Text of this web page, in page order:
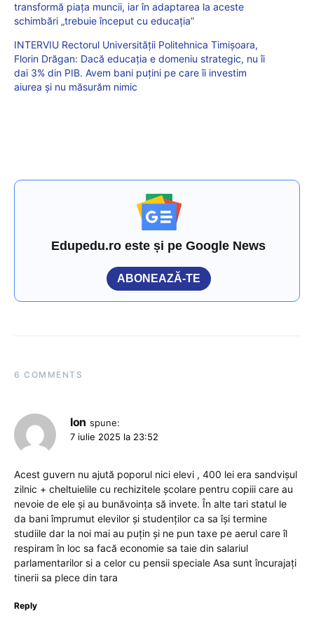
transformă piața muncii, iar în adaptarea la aceste
schimbări „trebuie început cu educația”
INTERVIU Rectorul Universității Politehnica Timișoara,
Florin Drăgan: Dacă educația e domeniu strategic, nu îi
dai 3% din PIB. Avem bani puțini pe care îi investim
aiurea și nu măsurăm nimic
Edupedu.ro este și pe Google News
ABONEAZĂ-TE
6 COMMENTS
Ion spune:
7 iulie 2025 la 23:52
Acest guvern nu ajută poporul nici elevi , 400 lei era sandvișul
zilnic + cheltuielile cu rechizitele școlare pentru copiii care au
nevoie de ele și au bunăvoința să invete. În alte tari statul le
da bani împrumut elevilor și studenților ca sa își termine
studiile dar la noi mai au puțin și ne pun taxe pe aerul care îl
respiram în loc sa facă economie sa taie din salariul
parlamentarilor si a celor cu pensii speciale Asa sunt încurajați
tinerii sa plece din tara
Reply